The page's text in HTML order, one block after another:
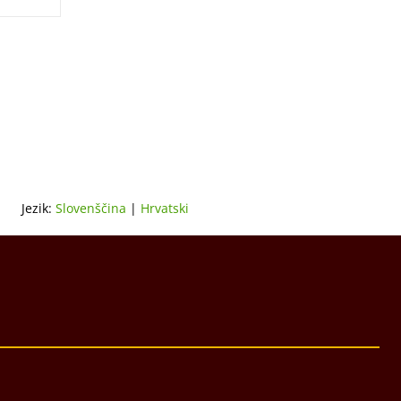
Jezik: Slovenščina | Hrvatski